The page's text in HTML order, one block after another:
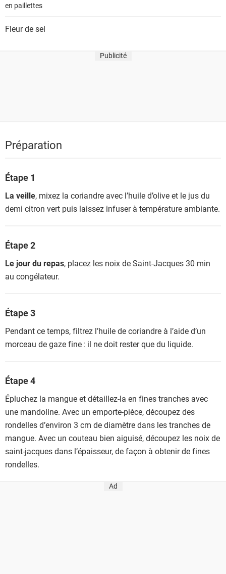
en paillettes
Fleur de sel
Publicité
Préparation
Étape 1
La veille, mixez la coriandre avec l’huile d’olive et le jus du
demi citron vert puis laissez infuser à température ambiante.
Étape 2
Le jour du repas, placez les noix de Saint-Jacques 30 min
au congélateur.
Étape 3
Pendant ce temps, filtrez l’huile de coriandre à l’aide d’un
morceau de gaze fine : il ne doit rester que du liquide.
Étape 4
Épluchez la mangue et détaillez-la en fines tranches avec
une mandoline. Avec un emporte-pièce, découpez des
rondelles d’environ 3 cm de diamètre dans les tranches de
mangue. Avec un couteau bien aiguisé, découpez les noix de
saint-jacques dans l’épaisseur, de façon à obtenir de fines
rondelles.
Ad